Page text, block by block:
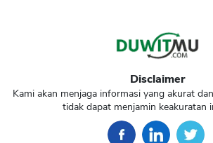
Disclaimer
Kami akan menjaga informasi yang akurat
tidak dapat menjamin keakuratan